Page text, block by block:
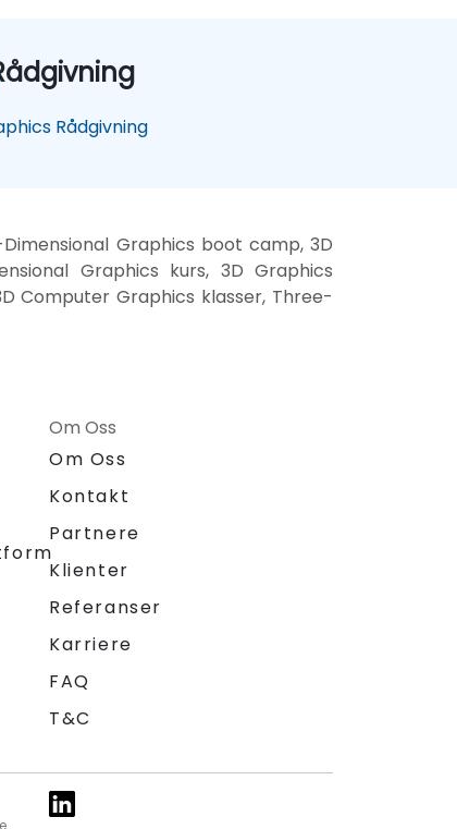
Rådgivning
Graphics boot camp, 3D
Graphics kurs, 3D Graphics
Computer Graphics klasser, Three-
Om Oss
Om Oss
Kontakt
Partnere
Klienter
Referanser
Karriere
FAQ
T&C